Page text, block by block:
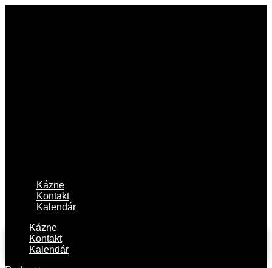
Kázne
Kontakt
Kalendár
Kázne
Kontakt
Kalendár